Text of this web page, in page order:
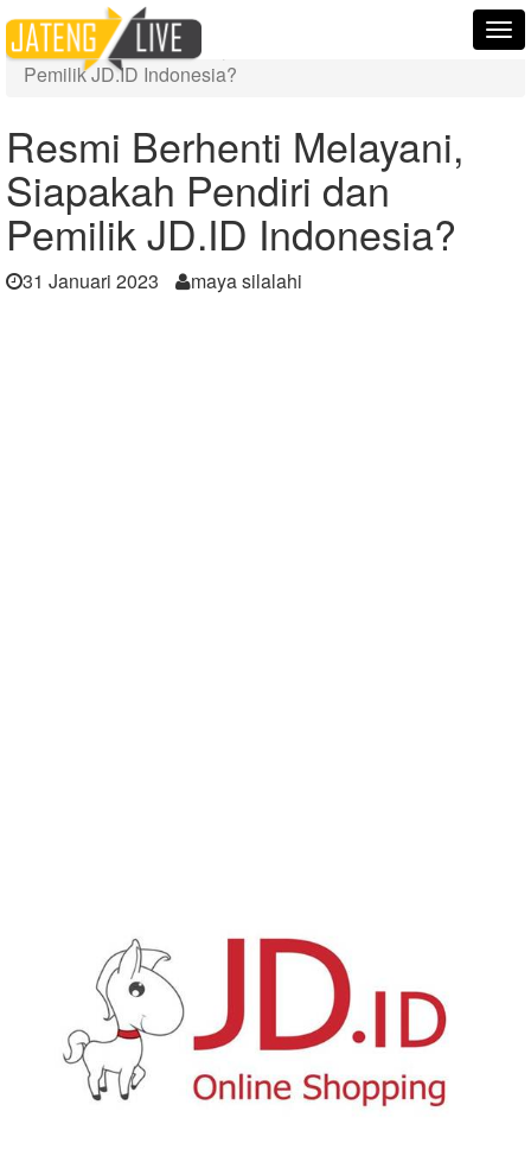
Home
Berita
Resmi Berhenti Melayani, Siapakah Pendiri dan
Pemilik JD.ID Indonesia?
Resmi Berhenti Melayani,
Siapakah Pendiri dan
Pemilik JD.ID Indonesia?
31 Januari 2023 maya silalahi